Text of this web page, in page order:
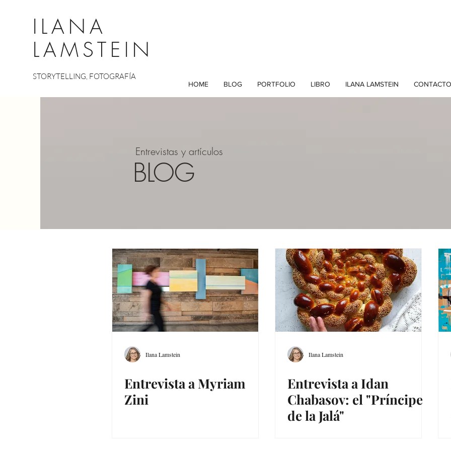
ILANA
LAMSTEIN
STORYTELLING, FOTOGRAFÍA
HOME BLOG PORTFOLIO LIBRO ILANA LAMSTEIN CONTACTO
Entrevistas y artículos
BLOG
Ilana Lamstein
Entrevista a Myriam
Zini
Ilana Lamstein
Entrevista a Idan
Chabasov: el "Príncipe
de la Jalá"